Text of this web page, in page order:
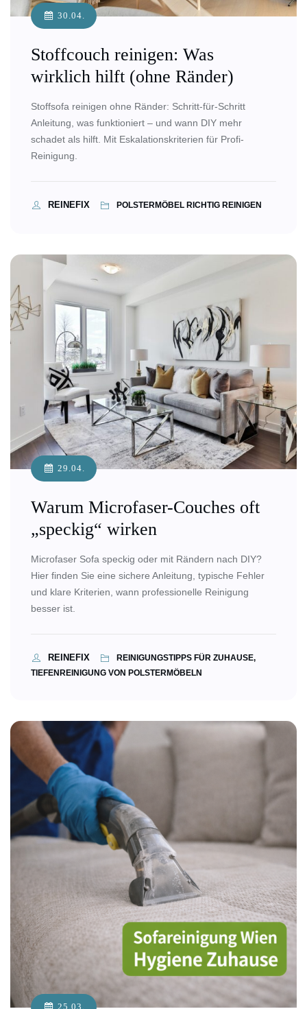
Matratzenpflege
30.04.
Stoffcouch reinigen: Was
wirklich hilft (ohne Ränder)
Stoffsofa reinigen ohne Ränder: Schritt-für-Schritt
Anleitung, was funktioniert – und wann DIY mehr
schadet als hilft. Mit Eskalationskriterien für Profi-
Reinigung.
REINEFIX POLSTERMÖBEL RICHTIG REINIGEN
29.04.
Warum Microfaser-Couches oft
„speckig“ wirken
Microfaser Sofa speckig oder mit Rändern nach DIY?
Hier finden Sie eine sichere Anleitung, typische Fehler
und klare Kriterien, wann professionelle Reinigung
besser ist.
REINEFIX
REINIGUNGSTIPPS FÜR ZUHAUSE,
TIEFENREINIGUNG VON POLSTERMÖBELN
25.03.